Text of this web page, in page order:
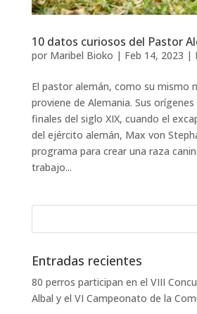
10 datos curiosos del Pastor
por Maribel Bioko | Feb 14, 2023 |
El pastor alemán, como su mismo
proviene de Alemania. Sus
finales del siglo XIX, cuando el
del ejército alemán, Max von
programa para crear una raza
trabajo...
Buscar:
Entradas recientes
80 perros participan en el VIII
Albal y el VI Campeonato de la